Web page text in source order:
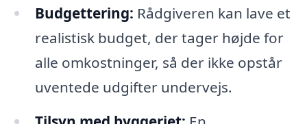
Budgettering: Rådgiveren kan lave et
realistisk budget, der tager højde for
alle omkostninger, så der ikke opstår
uventede udgifter undervejs.